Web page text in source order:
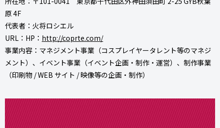
原 4F
代表者：火将ロシエル
URL：HP： http://coprte.com/
事業内容：マネジメント事業（コスプレイヤータレント等のマネジ
メント）、イベント事業（イベント企画・制作・運営）、制作事業
（印刷物 / WEB サイト / 映像等の企画・制作）